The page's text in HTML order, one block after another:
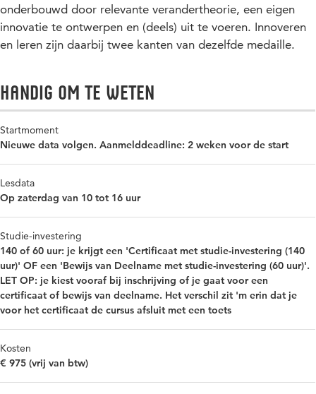
onderbouwd door relevante verandertheorie, een eigen
innovatie te ontwerpen en (deels) uit te voeren. Innoveren
en leren zijn daarbij twee kanten van dezelfde medaille.
Handig om te weten
Startmoment
Nieuwe data volgen. Aanmelddeadline: 2 weken voor de start
Lesdata
Op zaterdag van 10 tot 16 uur
Studie-investering
140 of 60 uur: je krijgt een 'Certificaat met studie-investering (140
uur)' OF een 'Bewijs van Deelname met studie-investering (60 uur)'.
LET OP: je kiest vooraf bij inschrijving of je gaat voor een
certificaat of bewijs van deelname. Het verschil zit 'm erin dat je
voor het certificaat de cursus afsluit met een toets
Kosten
€ 975 (vrij van btw)